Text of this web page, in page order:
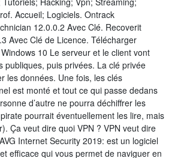
Accueil; Logiciels. Ontrack
12.0.0.2 Avec Clé. Recoverit
Avec Clé de Licence. Télécharger
10 Le serveur et le client vont
publiques, puis privées. La clé privée
les données. Une fois, les clés
est monté et tout ce qui passe dedans
d’autre ne pourra déchiffrer les
pourrait éventuellement les lire, mais
Ça veut dire quoi VPN ? VPN veut dire
Internet Security 2019: est un logiciel
efficace qui vous permet de naviguer en